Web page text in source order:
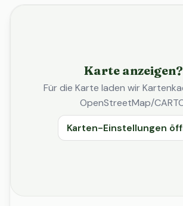
Karte anzeigen?
Für die Karte laden wir
OpenStreetMap/
Karten-Einstellungen